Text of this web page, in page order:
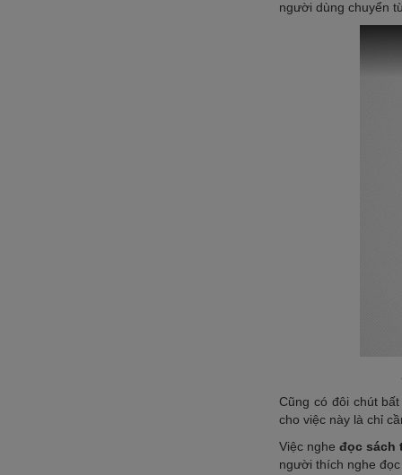
người dùng chuyển
Cũng có đôi chút
cho việc này là chỉ
Việc nghe đọc sách
người thích nghe